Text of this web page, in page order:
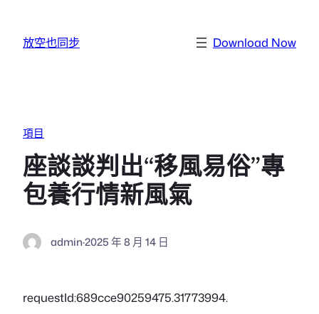
放空也同步 Download Now
項目
座談談判出“移風易俗”專
包養行情新風氣
admin·2025 年 8 月 14 日
requestId:689cce90259475.31773994.